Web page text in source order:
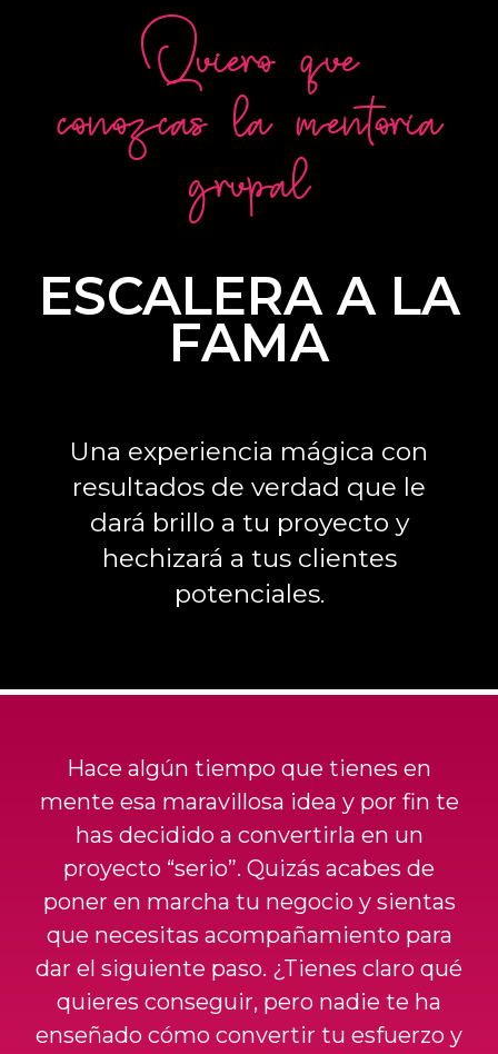
Quiero que
conozcas la mentoría
grupal
ESCALERA A LA
FAMA
Una experiencia mágica con
resultados de verdad que le
dará brillo a tu proyecto y
hechizará a tus clientes
potenciales.
Hace algún tiempo que tienes en
mente esa maravillosa idea y por fin te
has decidido a convertirla en un
proyecto “serio”. Quizás acabes de
poner en marcha tu negocio y sientas
que necesitas acompañamiento para
dar el siguiente paso. ¿Tienes claro qué
quieres conseguir, pero nadie te ha
enseñado cómo convertir tu esfuerzo y